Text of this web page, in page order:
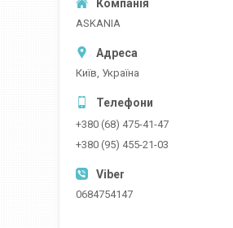
ASKANIA
Київ, Україна
+380 (68) 475-41-47
+380 (95) 455-21-03
0684754147